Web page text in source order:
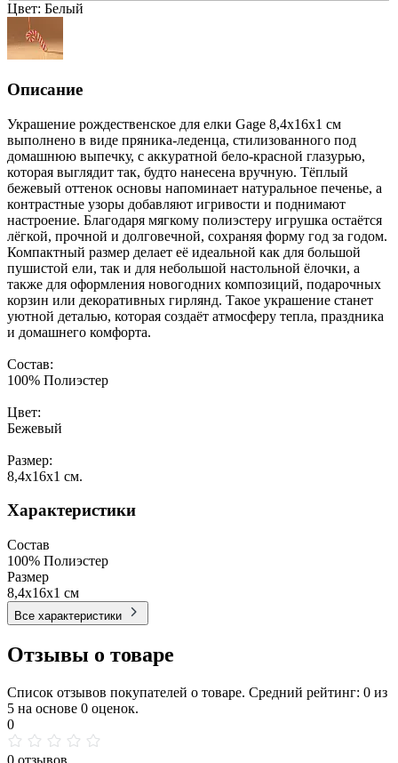
Цвет: Белый
Описание
Украшение рождественское для елки Gage 8,4x16x1 см
выполнено в виде пряника-леденца, стилизованного под
домашнюю выпечку, с аккуратной бело-красной глазурью,
которая выглядит так, будто нанесена вручную. Тёплый
бежевый оттенок основы напоминает натуральное печенье, а
контрастные узоры добавляют игривости и поднимают
настроение. Благодаря мягкому полиэстеру игрушка остаётся
лёгкой, прочной и долговечной, сохраняя форму год за годом.
Компактный размер делает её идеальной как для большой
пушистой ели, так и для небольшой настольной ёлочки, а
также для оформления новогодних композиций, подарочных
корзин или декоративных гирлянд. Такое украшение станет
уютной деталью, которая создаёт атмосферу тепла, праздника
и домашнего комфорта.
Состав:
100% Полиэстер
Цвет:
Бежевый
Размер:
8,4x16x1 см.
Характеристики
Состав
100% Полиэстер
Размер
8,4x16x1 см
Все характеристики
Отзывы о товаре
Список отзывов покупателей о товаре. Средний рейтинг: 0 из
5 на основе 0 оценок.
0
0 отзывов